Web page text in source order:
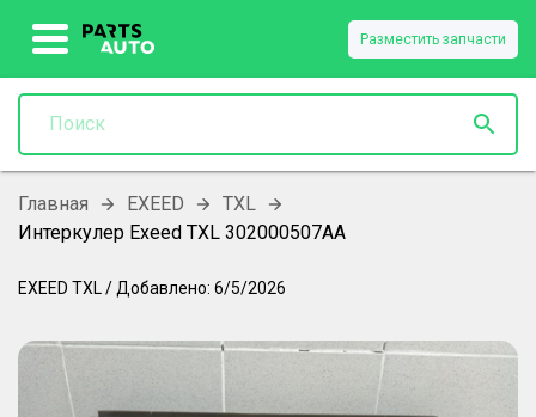
Разместить запчасти
Главная EXEED
TXL
Интеркулер Exeed TXL 302000507AA
EXEED TXL / Добавлено: 6/5/2026